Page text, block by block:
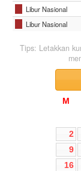
Libur Nasional
Libur Nasional
Tips: Letakkan
M
2
9
16